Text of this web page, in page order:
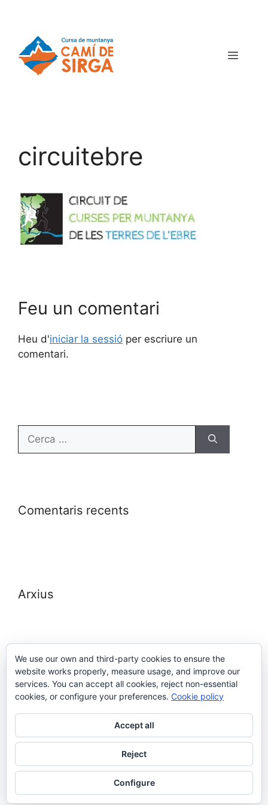
circuitebre
Feu un comentari
Heu d'iniciar la sessió per escriure un
comentari.
Comentaris recents
Arxius
Meta
Entra
Canal de les entrades
Canal dels comentaris
WordPress.org (en anglès)
We use our own and third-party cookies to ensure the
website works properly, measure usage, and improve our
services. You can accept all cookies, reject non-essential
cookies, or configure your preferences. Cookie policy
Accept all
Reject
Configure